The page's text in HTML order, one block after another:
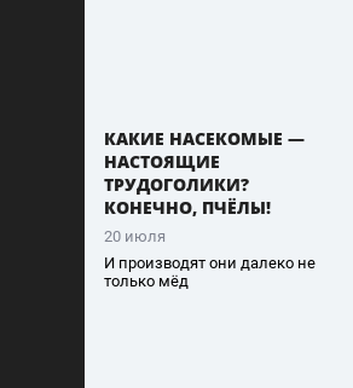
КАКИЕ НАСЕКОМЫЕ —
НАСТОЯЩИЕ
ТРУДОГОЛИКИ?
КОНЕЧНО, ПЧЁЛЫ!
20 июля
И производят они далеко не
только мёд